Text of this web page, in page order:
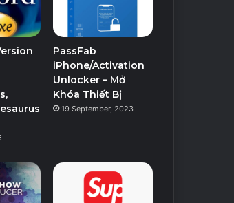
PassFab
iPhone/Activation
Unlocker – Mở
Khóa Thiết Bị
19 September, 2023